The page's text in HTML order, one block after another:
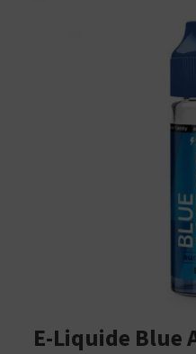
E-Liquide Blue